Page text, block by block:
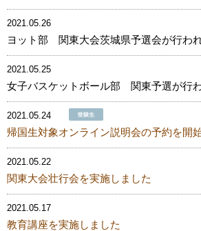
2021.05.26
ヨット部 関東大会茨城県予選会が行わ
2021.05.25
女子バスケットボール部 関東予選が行
2021.05.24
帰国生対象オンライン説明会の予約を開
2021.05.22
関東大会壮行会を実施しました
2021.05.17
教育講座を実施しました